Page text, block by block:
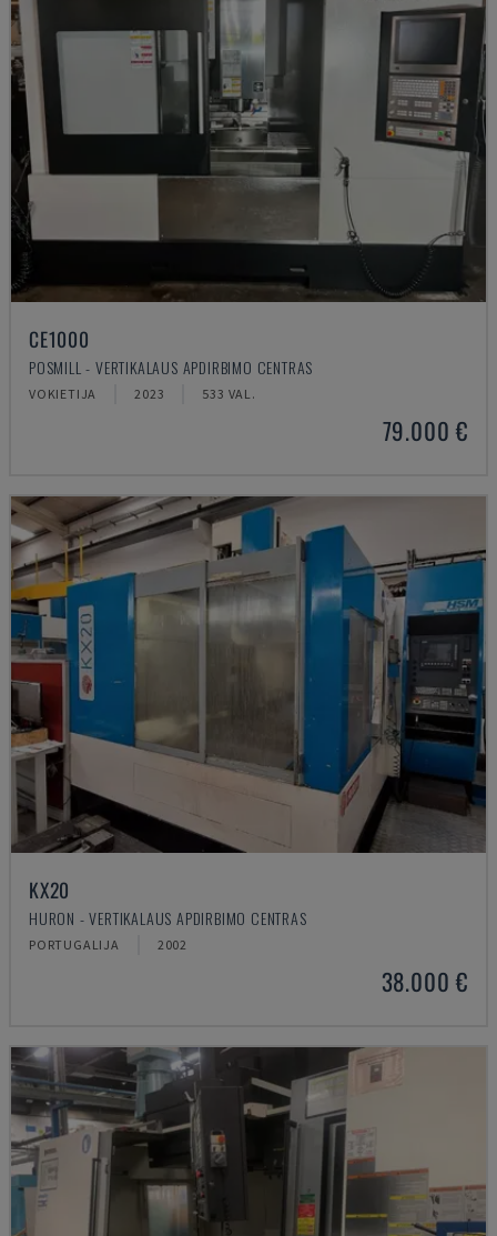
CE1000
POSMILL - VERTIKALAUS APDIRBIMO CENTRAS
VOKIETIJA 2023 533 VAL.
79.000 €
KX20
HURON - VERTIKALAUS APDIRBIMO CENTRAS
PORTUGALIJA 2002
38.000 €